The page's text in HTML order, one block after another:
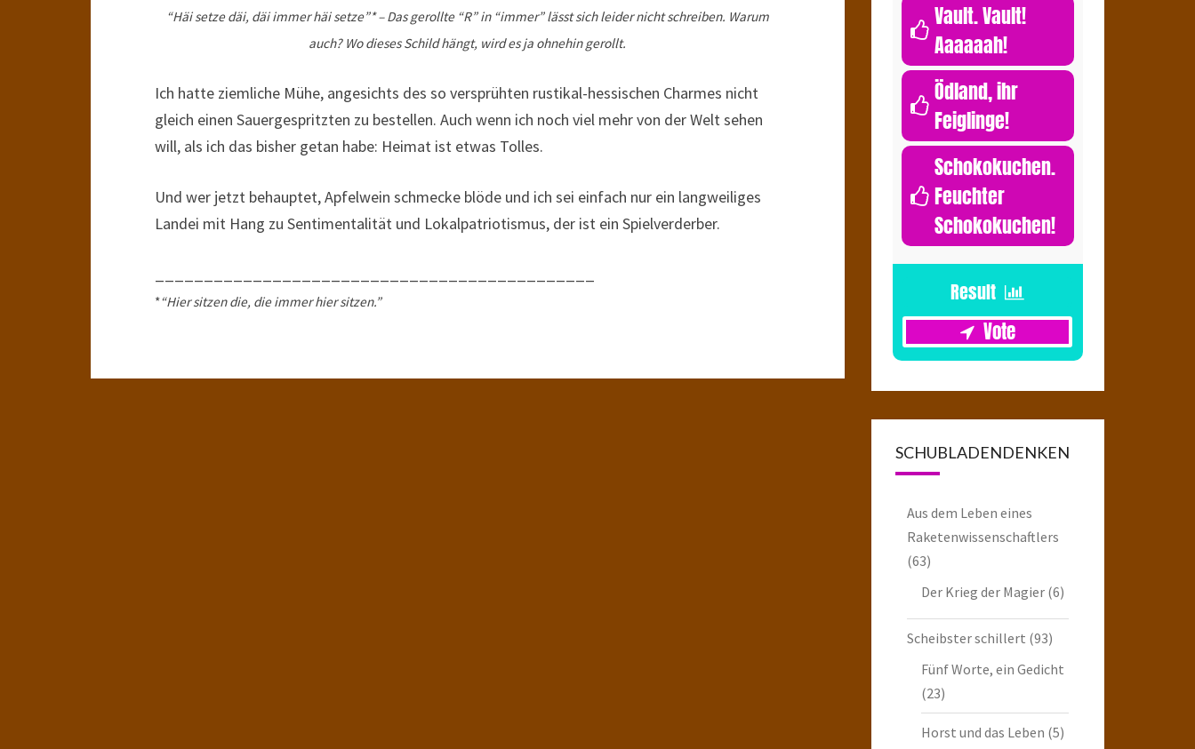
“Häi setze däi, däi immer häi setze”* – Das gerollte “R” in “immer” lässt sich leider nicht schreiben. Warum
auch? Wo dieses Schild hängt, wird es ja ohnehin gerollt.
Ich hatte ziemliche Mühe, angesichts des so versprühten rustikal-hessischen Charmes nicht
gleich einen Sauergespritzten zu bestellen. Auch wenn ich noch viel mehr von der Welt sehen
will, als ich das bisher getan habe: Heimat ist etwas Tolles.
Und wer jetzt behauptet, Apfelwein schmecke blöde und ich sei einfach nur ein langweiliges
Landei mit Hang zu Sentimentalität und Lokalpatriotismus, der ist ein Spielverderber.
*“Hier sitzen die, die immer hier sitzen.”
Vault. Vault!
Aaaaaah!
Ödland, ihr
Feiglinge!
Schokokuchen.
Feuchter
Schokokuchen!
SCHUBLADENDENKEN
Aus dem Leben eines
Raketenwissenschaftlers
(63)
Der Krieg der Magier(6)
Scheibster schillert (93)
Fünf Worte, ein Gedicht
(23)
Horst und das Leben (5)